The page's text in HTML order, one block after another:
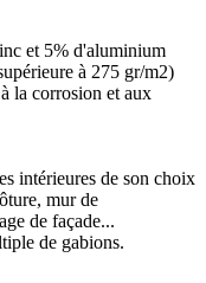
et 5% d'aluminium
à 275 gr/m2)
la corrosion et aux
intérieures de son choix
mur de
de façade...
de gabions.